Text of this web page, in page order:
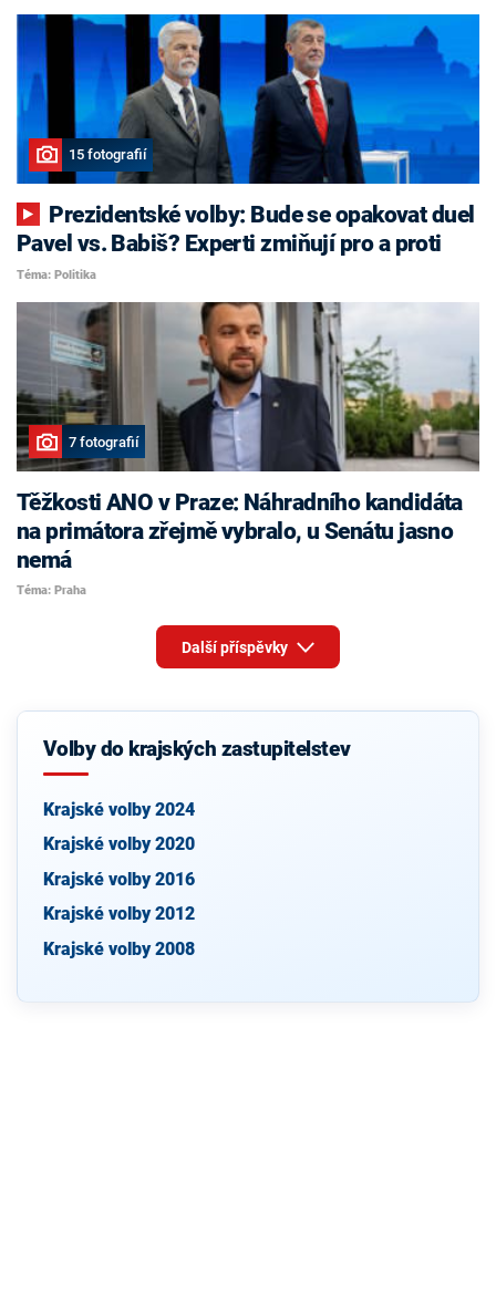
15 fotografií
Pavel vs. Babiš? Experti zmiňují pro a proti
Téma: Politika
7 fotografií
Těžkosti ANO v Praze: Náhradního kandidáta
na primátora zřejmě vybralo, u Senátu jasno
nemá
Téma: Praha
Další příspěvky
Volby do krajských zastupitelstev
Krajské volby 2024
Krajské volby 2020
Krajské volby 2016
Krajské volby 2012
Krajské volby 2008